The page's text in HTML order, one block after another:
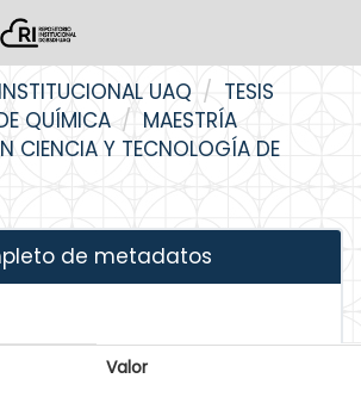
UAQ
TESIS
QUÍMICA
MAESTRÍA
CIENCIA Y TECNOLOGÍA DE
de metadatos
Valor